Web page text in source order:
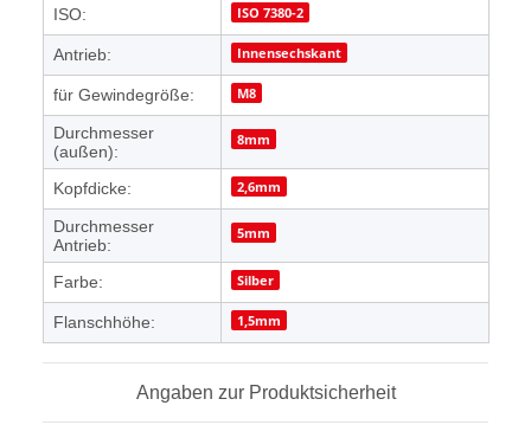
ISO: ISO 7380-2
Antrieb: Innensechskant
für Gewindegröße: M8
Durchmesser
(außen):
8mm
Kopfdicke: 2,6mm
Durchmesser
Antrieb:
5mm
Farbe: Silber
Flanschhöhe: 1,5mm
Angaben zur Produktsicherheit